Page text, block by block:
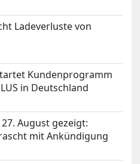
Ladeverluste von
Kundenprogramm
in Deutschland
August gezeigt:
mit Ankündigung